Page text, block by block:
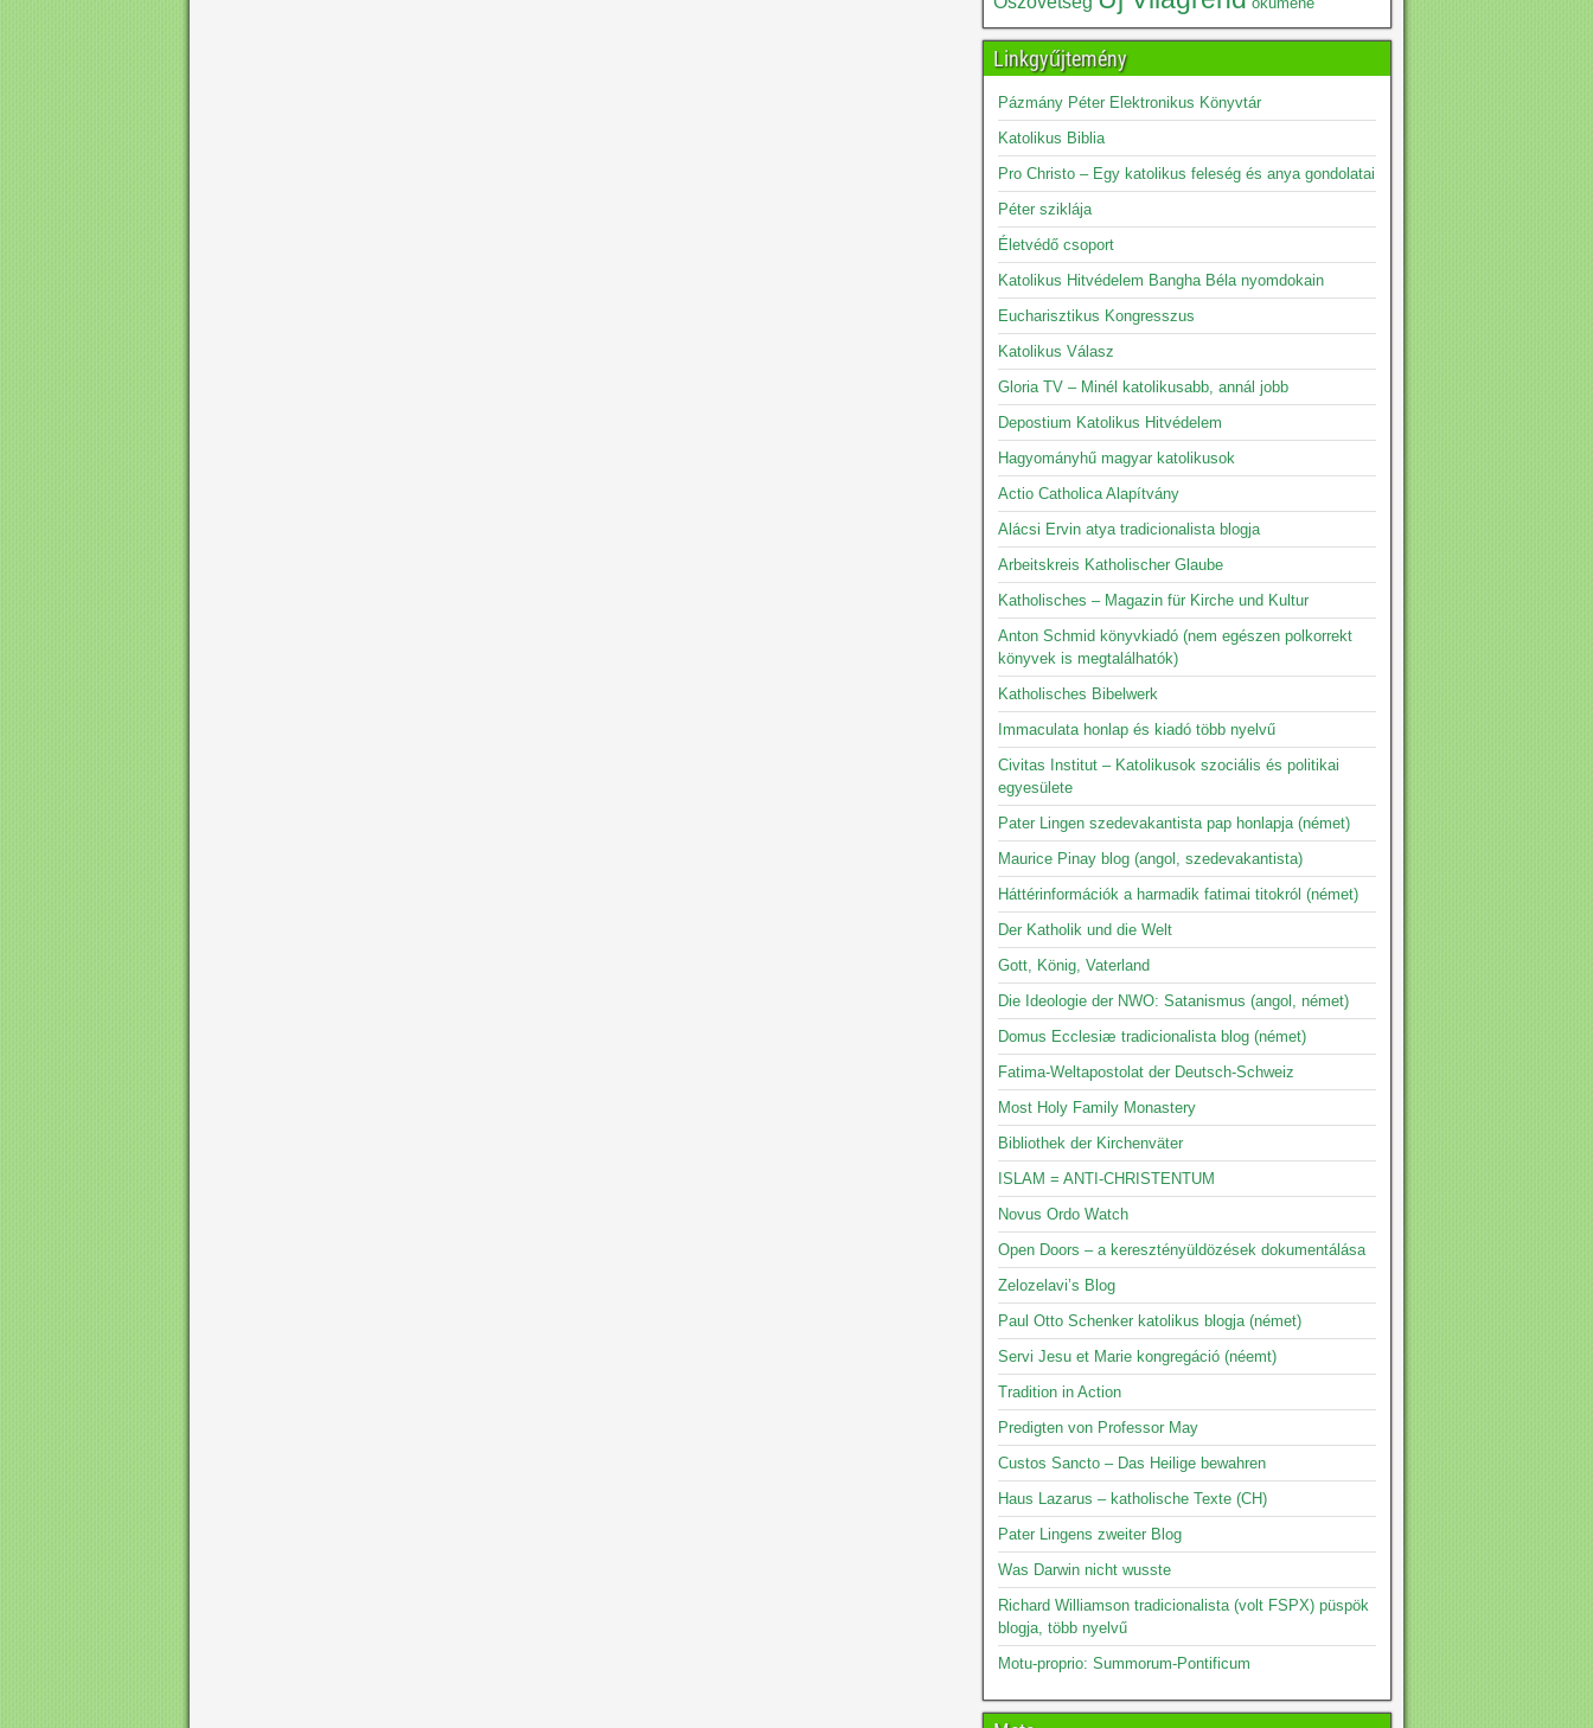
Linkgyűjtemény
Pázmány Péter Elektronikus Könyvtár
Katolikus Biblia
Pro Christo – Egy katolikus feleség és anya gondolatai
Péter sziklája
Életvédő csoport
Katolikus Hitvédelem Bangha Béla nyomdokain
Eucharisztikus Kongresszus
Katolikus Válasz
Gloria TV – Minél katolikusabb, annál jobb
Depostium Katolikus Hitvédelem
Hagyományhű magyar katolikusok
Actio Catholica Alapítvány
Alácsi Ervin atya tradicionalista blogja
Arbeitskreis Katholischer Glaube
Katholisches – Magazin für Kirche und Kultur
Anton Schmid könyvkiadó (nem egészen polkorrekt
könyvek is megtalálhatók)
Katholisches Bibelwerk
Immaculata honlap és kiadó több nyelvű
Civitas Institut – Katolikusok szociális és politikai
egyesülete
Pater Lingen szedevakantista pap honlapja (német)
Maurice Pinay blog (angol, szedevakantista)
Háttérinformációk a harmadik fatimai titokról (német)
Der Katholik und die Welt
Gott, König, Vaterland
Die Ideologie der NWO: Satanismus (angol, német)
Domus Ecclesiæ tradicionalista blog (német)
Fatima-Weltapostolat der Deutsch-Schweiz
Most Holy Family Monastery
Bibliothek der Kirchenväter
ISLAM = ANTI-CHRISTENTUM
Novus Ordo Watch
Open Doors – a keresztényüldözések dokumentálása
Zelozelavi’s Blog
Paul Otto Schenker katolikus blogja (német)
Servi Jesu et Marie kongregáció (néemt)
Tradition in Action
Predigten von Professor May
Custos Sancto – Das Heilige bewahren
Haus Lazarus – katholische Texte (CH)
Pater Lingens zweiter Blog
Was Darwin nicht wusste
Richard Williamson tradicionalista (volt FSPX) püspök
blogja, több nyelvű
Motu-proprio: Summorum-Pontificum